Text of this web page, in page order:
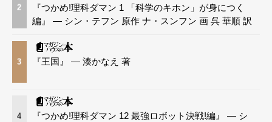
2
『つかめ!理科ダマン 1 「科学のキホン」が身につく
編』 — シン・テフン 原作 ナ・スンフン 画 呉 華順 訳
3 『王国』 — 湊かなえ 著
4
『つかめ!理科ダマン 12 最強ロボット決戦!編』 — シ